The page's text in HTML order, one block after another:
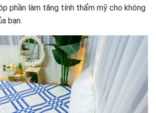
phần làm tăng tính thẩm mỹ cho không
bạn.